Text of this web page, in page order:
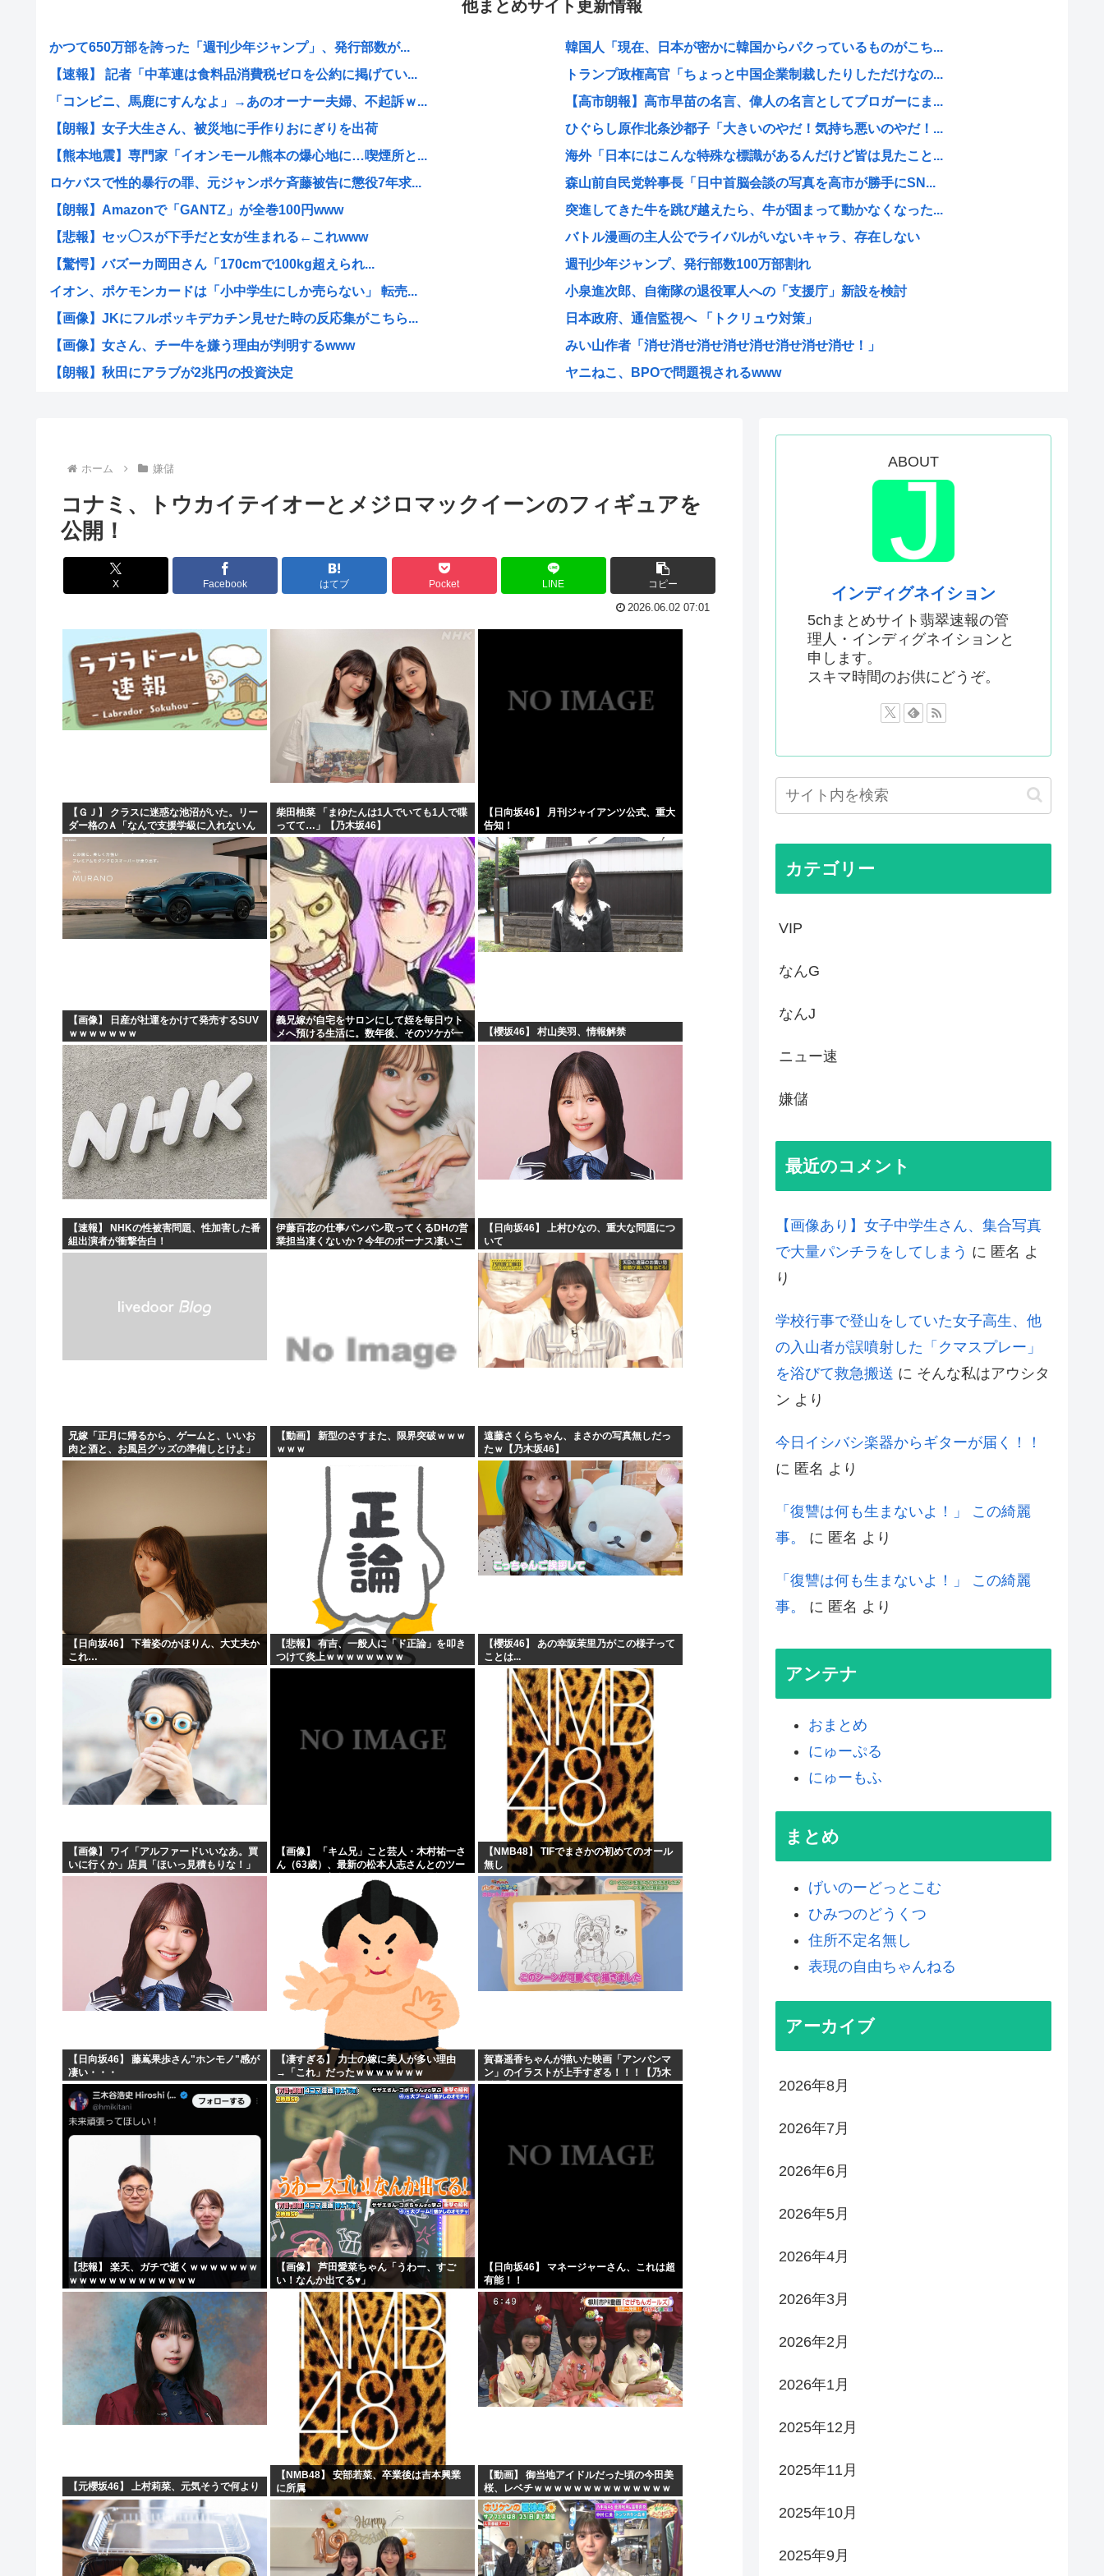
他まとめサイト更新情報
かつて650万部を誇った「週刊少年ジャンプ」、発行部数が...
【速報】 記者「中革連は食料品消費税ゼロを公約に掲げてい...
「コンビニ、馬鹿にすんなよ」→あのオーナー夫婦、不起訴ｗ...
【朗報】女子大生さん、被災地に手作りおにぎりを出荷
【熊本地震】専門家「イオンモール熊本の爆心地に…喫煙所と...
ロケバスで性的暴行の罪、元ジャンポケ斉藤被告に懲役7年求...
【朗報】Amazonで「GANTZ」が全巻100円www
【悲報】セッ◯スが下手だと女が生まれる←これwww
【驚愕】バズーカ岡田さん「170cmで100kg超えられ...
イオン、ポケモンカードは「小中学生にしか売らない」 転売...
【画像】JKにフルボッキデカチン見せた時の反応集がこちら...
【画像】女さん、チー牛を嫌う理由が判明するwww
【朗報】秋田にアラブが2兆円の投資決定
元ジャンポケ斉藤被告、懲役7年を求刑される
AI活用すればするほど残業が増える現実
中国「大洪水！」中国ダム「決壊」地元民「公式発表より死者...
名古屋城本丸御殿の柱に修復不能な傷 「りょうじ」と「カイ...
【悲報】山里亮太さん、一般人のツイートに反撃開始www
ゼレンスキー大統領、対日外交に不満か…大使らへ強化指示
【画像】椎名林檎（38）「チュートリアル徳井と対談か…ち...
【画像】木村沙織(39)の最新お●ぱいがガチでヤベえええ...
今日ガストで胸糞悪いことがあった→…カップルとバトルして...
【画像】“ルフィ”強盗事件、幹部の男に懲役20年の有罪判...
【悲報】医者「娘さん、ダウン症です」キラキラ女さん「人生...
【動画あり】女性のみの冒険者パーティ、バルンブルンすぎて...
韓国人「現在、日本が密かに韓国からパクっているものがこち...
トランプ政権高官「ちょっと中国企業制裁したりしただけなの...
【高市朗報】高市早苗の名言、偉人の名言としてブロガーにま...
ひぐらし原作北条沙都子「大きいのやだ！気持ち悪いのやだ！...
海外「日本にはこんな特殊な標識があるんだけど皆は見たこと...
森山前自民党幹事長「日中首脳会談の写真を高市が勝手にSN...
突進してきた牛を跳び越えたら、牛が固まって動かなくなった...
バトル漫画の主人公でライバルがいないキャラ、存在しない
週刊少年ジャンプ、発行部数100万部割れ
小泉進次郎、自衛隊の退役軍人への「支援庁」新設を検討
日本政府、通信監視へ 「トクリュウ対策」
みい山作者「消せ消せ消せ消せ消せ消せ消せ消せ！」
ヤニねこ、BPOで問題視されるwww
韓国人「韓国が熊本地震で飲料水1万本送ったら日本人は韓国...
ガンダムSEEDの新台パチ●コ、またコケるwww
高市早苗熊本視察PVを映像ディレクターが本気で分析した結...
みいちゃんのモデルになった人は性格がいいらしい。
来週のハンターハンタータイソンとツベッパ王子TSK17に...
『ヤニねこ』の喫煙や覚醒剤の注射シーン、青少年への影響を...
海外「これが文明か！」日本に比べて超石器時代だった英国に...
ゼレンスキー大統領「日本の支援は大きくない」3兆円も支援...
「沢城みゆき」「悠木碧」「坂本真綾」「黒沢ともよ」パチ●...
「安倍晋三」「麻生太郎」「石原慎太郎」「高市早苗」 無礼...
漫画「人間を舐めるなよ…！」←こういう展開好きなんやが
ハンターハンター、とんでもねえ伏線が発掘されるwww
ひなこのーと作者、ついに限界突破
韓国、日本で韓国籍のインフルエンサーが7台の車に当て逃げ...
ホーム 嫌儲
コナミ、トウカイテイオーとメジロマックイーンのフィギュアを
公開！
X Facebook はてブ Pocket LINE コピー
2026.06.02 07:01
【ＧＪ】 クラスに迷惑な池沼がいた。リー
ダー格のＡ「なんで支援学級に入れないん
ですか？」先生「背の高い低いと同じで、
これも個性なの！差別は...
柴田柚菜 「まゆたんは1人でいても1人で喋
ってて…」【乃木坂46】
【日向坂46】 月刊ジャイアンツ公式、重大
告知！
【画像】 日産が社運をかけて発売するSUV
ｗｗｗｗｗｗｗ
義兄嫁が自宅をサロンにして姪を毎日ウト
メへ預ける生活に。数年後、そのツケが一
気に回ってきて…
【櫻坂46】 村山美羽、情報解禁
【速報】 NHKの性被害問題、性加害した番
組出演者が衝撃告白！
伊藤百花の仕事バンバン取ってくるDHの営
業担当凄くないか？今年のボーナス凄いこ
【日向坂46】 上村ひなの、重大な問題につ
いて
兄嫁「正月に帰るから、ゲームと、いいお
肉と酒と、お風呂グッズの準備しとけよ」
寝起きの私「知るかボケ」兄嫁「キィィィ
【動画】 新型のさすまた、限界突破ｗｗｗ
ｗｗｗ
遠藤さくらちゃん、まさかの写真無しだっ
たｗ【乃木坂46】
【日向坂46】 下着姿のかほりん、大丈夫か
これ…
【悲報】 有吉、一般人に「ド正論」を叩き
つけて炎上ｗｗｗｗｗｗｗｗ
【櫻坂46】 あの幸阪茉里乃がこの様子って
ことは...
【画像】 ワイ「アルファードいいなあ。買
いに行くか」店員「ほいっ見積もりな！」
ワイ「金額おかしくね？」←お前らもそう
思うよな？？？？？
【画像】 「キム兄」こと芸人・木村祐一さ
ん（63歳）、最新の松本人志さんとのツー
ショットが完全に別人だとネット騒然！
「マジで誰かわからん」...
【NMB48】 TIFでまさかの初めてのオール
無し
【日向坂46】 藤嶌果歩さん"ホンモノ"感が
凄い・・・
【凄すぎる】 力士の嫁に美人が多い理由
→「これ」だったｗｗｗｗｗｗｗ
賀喜遥香ちゃんが描いた映画「アンパンマ
ン」のイラストが上手すぎる！！！【乃木
坂46】
【悲報】 楽天、ガチで逝くｗｗｗｗｗｗｗ
ｗｗｗｗｗｗｗｗｗｗｗｗｗ
【画像】 芦田愛菜ちゃん「うわー、すご
い！なんか出てる♥」
【日向坂46】 マネージャーさん、これは超
有能！！
【元櫻坂46】 上村莉菜、元気そうで何より
【NMB48】 安部若菜、卒業後は吉本興業
に所属
【動画】 御当地アイドルだった頃の今田美
桜、レベチｗｗｗｗｗｗｗｗｗｗｗｗｗｗ
ｗｗｗｗ
ABOUT
インディグネイション
5chまとめサイト翡翠速報の管
理人・インディグネイションと
申します。
スキマ時間のお供にどうぞ。
カテゴリー
VIP
なんG
なんJ
ニュー速
嫌儲
最近のコメント
【画像あり】女子中学生さん、集合写真
で大量パンチラをしてしまう に 匿名 よ
り
学校行事で登山をしていた女子高生、他
の入山者が誤噴射した「クマスプレー」
を浴びて救急搬送 に そんな私はアウシタ
ン より
今日イシバシ楽器からギターが届く！！
に 匿名 より
「復讐は何も生まないよ！」 この綺麗
事。
に 匿名 より
「復讐は何も生まないよ！」 この綺麗
事。
に 匿名 より
アンテナ
おまとめ
にゅーぷる
にゅーもふ
まとめ
げいのーどっとこむ
ひみつのどうくつ
住所不定名無し
表現の自由ちゃんねる
アーカイブ
2026年8月
2026年7月
2026年6月
2026年5月
2026年4月
2026年3月
2026年2月
2026年1月
2025年12月
2025年11月
2025年10月
2025年9月